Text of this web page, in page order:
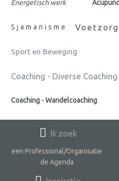
Energetisch werk
Sjamanisme
Sport en Beweging
Coaching - Diverse Coaching
Coaching - Wandelcoaching
Ik zoek
een Professional/Organisatie
de Agenda